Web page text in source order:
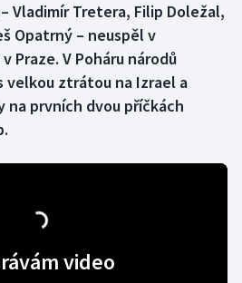
Vladimír Tretera, Filip Doležal,
Opatrný – neuspěl v
Praze. V Poháru národů
velkou ztrátou na Izrael a
na prvních dvou příčkách
video